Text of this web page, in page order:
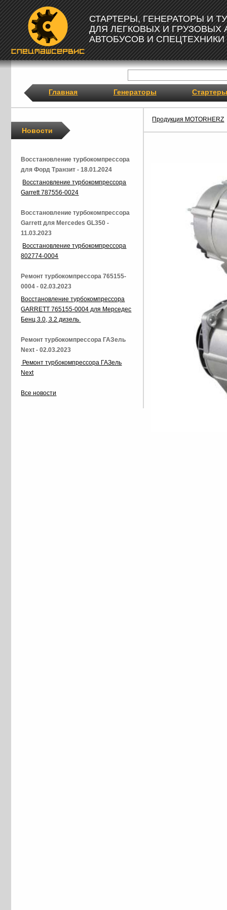
СТАРТЕРЫ, ГЕНЕРАТОРЫ И
ДЛЯ ЛЕГКОВЫХ И ГРУЗОВЫХ
АВТОБУСОВ И СПЕЦТЕХНИКИ
Главная Генераторы Стартеры
Продукция MOTORHERZ
Новости
Восстановление турбокомпрессора
для Форд Транзит - 18.01.2024
Восстановление турбокомпрессора
Garrett 787556-0024
Восстановление турбокомпрессора
Garrett для Mercedes GL350 -
11.03.2023
Восстановление турбокомпрессора
802774-0004
Ремонт турбокомпрессора 765155-
0004 - 02.03.2023
Восстановление турбокомпрессора
GARRETT 765155-0004 для Мерседес
Бенц 3.0, 3.2 дизель
Ремонт турбокомпрессора ГАЗель
Next - 02.03.2023
Ремонт турбокомпрессора ГАЗель
Next
Все новости